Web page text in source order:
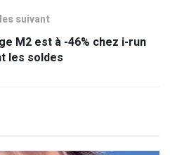
suivant
M2 est à -46% chez i-run
les soldes